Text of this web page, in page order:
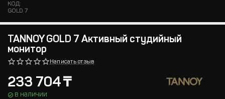
КОД:
GOLD 7
TANNOY GOLD 7 Активный студийный
монитор
Написать отзыв
233 704₸
в наличии